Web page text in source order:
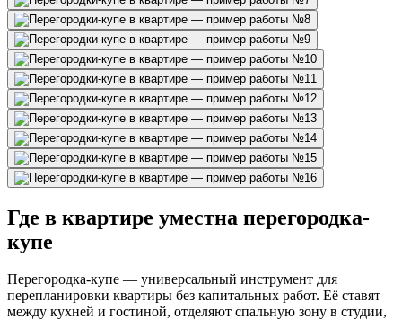
Где в квартире уместна перегородка-
купе
Перегородка-купе — универсальный инструмент для
перепланировки квартиры без капитальных работ. Её ставят
между кухней и гостиной, отделяют спальную зону в студии,